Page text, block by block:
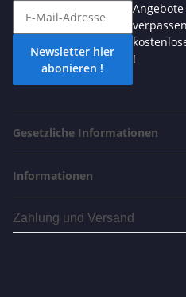
Newsletter hier
abonieren !
!
Gesetzliche Informationen
Informationen
Zahlung und Versand